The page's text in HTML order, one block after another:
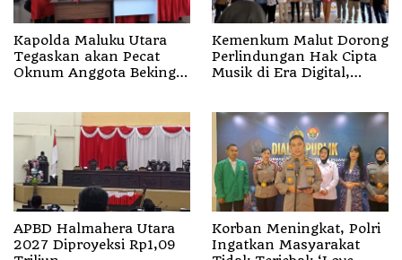
Kapolda Maluku Utara
Tegaskan akan Pecat
Oknum Anggota Bekingi
Kemenkum Malut Dorong
Perlindungan Hak Cipta
Musik di Era Digital,
Penguatan Royalti
APBD Halmahera Utara
2027 Diproyeksi Rp1,09
Korban Meningkat, Polri
Ingatkan Masyarakat